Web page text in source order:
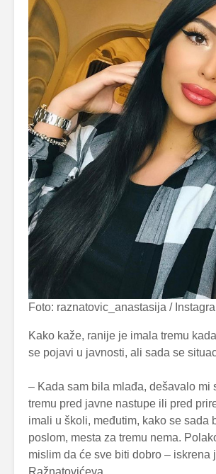
Foto: raznatovic_anastasija /
Kako kaže, ranije je imala tremu
se pojavi u javnosti, ali sada se
– Kada sam bila mlađa, dešavalo mi
tremu pred javne nastupe ili pred
imali u školi, međutim, kako se sada
poslom, mesta za tremu nema.
mislim da će sve biti dobro – iskrena